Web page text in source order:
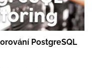
PostgreSQL